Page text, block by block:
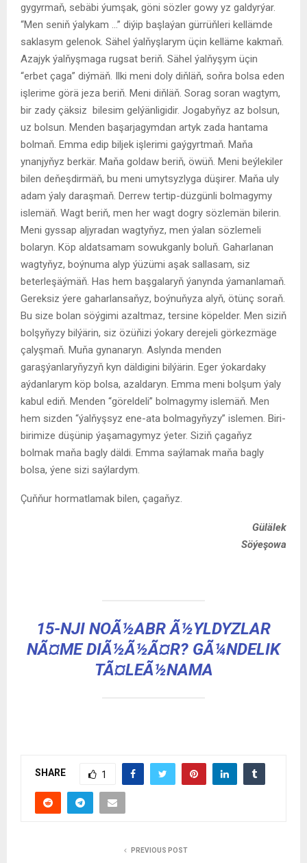
gygyrmaň, sebäbi ýumşak, göni sözler gowy yz galdyrýar.
“Men seniň ýalykam …” diýip başlaýan gürrüňleri kellämde
saklasym gelenok. Sähel ýalňyşlarym üçin kelläme kakmaň.
Azajyk ýalňyşmaga rugsat beriň. Sähel ýalňyşym üçin
“erbet çaga” diýmäň. Ilki meni doly diňläň, soňra bolsa eden
işlerime görä jeza beriň. Meni diňläň. Sorag soran wagtym,
bir zady çäksiz bilesim gelýänligidir. Jogabyňyz az bolsun,
uz bolsun. Menden başarjagymdan artyk zada hantama
bolmaň. Emma edip biljek işlerimi gaýgyrtmaň. Maňa
ynanjyňyz berkär. Maňa goldaw beriň, öwüň. Meni beýlekiler
bilen deňeşdirmäň, bu meni umytsyzlyga düşirer. Maňa uly
adam ýaly daraşmaň. Derrew tertip-düzgünli bolmagymy
islemäň. Wagt beriň, men her wagt dogry sözlemän bilerin.
Meni gyssap aljyradan wagtyňyz, men ýalan sözlemeli
bolaryn. Köp aldatsamam sowukganly boluň. Gaharlanan
wagtyňyz, boýnuma alyp ýüzümi aşak sallasam, siz
beterleşäýmäň. Has hem başgalaryň ýanynda ýamanlamaň.
Gereksiz ýere gaharlansaňyz, boýnuňyza alyň, ötünç soraň.
Bu size bolan söýgimi azaltmaz, tersine köpelder. Men siziň
bolşyňyzy bilýärin, siz özüňizi ýokary derejeli görkezmäge
çalyşmaň. Muňa gynanaryn. Aslynda menden
garaşýanlaryňyzyň kyn däldigini bilýärin. Eger ýokardaky
aýdanlarym köp bolsa, azaldaryn. Emma meni bolşum ýaly
kabul ediň. Menden “göreldeli” bolmagymy islemäň. Men
hem sizden “ýalňyşsyz ene-ata bolmagyňyzy” islemen. Biri-
birimize düşünip ýaşamagymyz ýeter. Siziň çagaňyz
bolmak maňa bagly däldi. Emma saýlamak maňa bagly
bolsa, ýene sizi saýlardym.
Çuňňur hormatlamak bilen, çagaňyz.
Gülälek
Söýeşowa
15-NJI NOÃ½ABR Ã½YLDYZLAR
NÃ¤ME DIÃ½Ã½Ã¤R? GÃ¼NDELIK
TÃ¤LEÃ½NAMA
SHARE 1
PREVIOUS POST